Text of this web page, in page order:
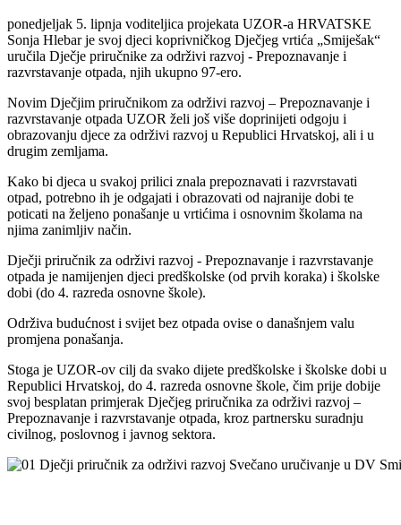
ponedjeljak 5. lipnja voditeljica projekata UZOR-a HRVATSKE
Sonja Hlebar je svoj djeci koprivničkog Dječjeg vrtića „Smiješak“
uručila Dječje priručnike za održivi razvoj - Prepoznavanje i
razvrstavanje otpada, njih ukupno 97-ero.
Novim Dječjim priručnikom za održivi razvoj – Prepoznavanje i
razvrstavanje otpada UZOR želi još više doprinijeti odgoju i
obrazovanju djece za održivi razvoj u Republici Hrvatskoj, ali i u
drugim zemljama.
Kako bi djeca u svakoj prilici znala prepoznavati i razvrstavati
otpad, potrebno ih je odgajati i obrazovati od najranije dobi te
poticati na željeno ponašanje u vrtićima i osnovnim školama na
njima zanimljiv način.
Dječji priručnik za održivi razvoj - Prepoznavanje i razvrstavanje
otpada je namijenjen djeci predškolske (od prvih koraka) i školske
dobi (do 4. razreda osnovne škole).
Održiva budućnost i svijet bez otpada ovise o današnjem valu
promjena ponašanja.
Stoga je UZOR-ov cilj da svako dijete predškolske i školske dobi u
Republici Hrvatskoj, do 4. razreda osnovne škole, čim prije dobije
svoj besplatan primjerak Dječjeg priručnika za održivi razvoj –
Prepoznavanje i razvrstavanje otpada, kroz partnersku suradnju
civilnog, poslovnog i javnog sektora.